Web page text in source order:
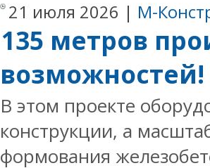
21 июля 2026 | М-
135 метров
возможностей!
В этом проекте
конструкции, а
формования